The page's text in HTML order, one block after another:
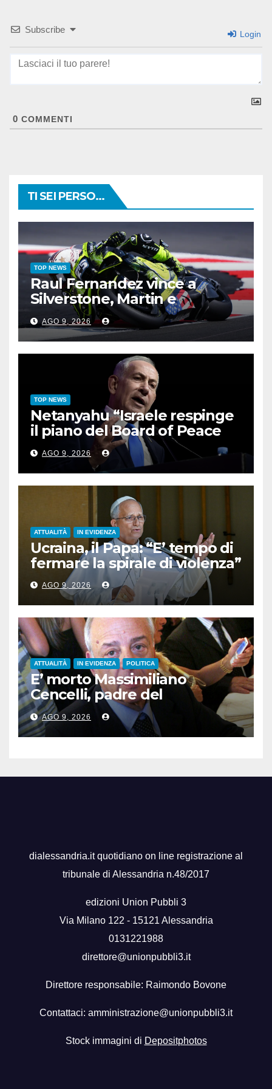
Subscribe Login
0 COMMENTI
TI SEI PERSO...
TOP NEWS
Raul Fernandez vince a
Silverstone, Martin e
Bezzecchi sul podio
AGO 9, 2026
TOP NEWS
Netanyahu “Israele respinge
il piano del Board of Peace
per Gaza”
AGO 9, 2026
ATTUALITÀ IN EVIDENZA
Ucraina, il Papa: “E’ tempo di
fermare la spirale di violenza”
AGO 9, 2026
ATTUALITÀ IN EVIDENZA POLITICA
E’ morto Massimiliano
Cencelli, padre del
“manuale” omonimo
AGO 9, 2026
dialessandria.it quotidiano on line registrazione al
tribunale di Alessandria n.48/2017
edizioni Union Pubbli 3
Via Milano 122 - 15121 Alessandria
0131221988
direttore@unionpubbli3.it
Direttore responsabile: Raimondo Bovone
Contattaci: amministrazione@unionpubbli3.it
Stock immagini di Depositphotos